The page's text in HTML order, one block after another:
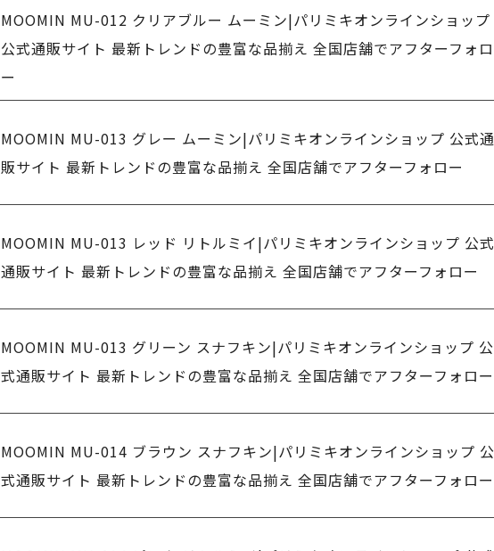
MOOMIN MU-012 クリアブルー ムーミン|パリミキオンラインショップ
公式通販サイト 最新トレンドの豊富な品揃え 全国店舗でアフターフォロ
ー
MOOMIN MU-013 グレー ムーミン|パリミキオンラインショップ 公式通
販サイト 最新トレンドの豊富な品揃え 全国店舗でアフターフォロー
MOOMIN MU-013 レッド リトルミイ|パリミキオンラインショップ 公式
通販サイト 最新トレンドの豊富な品揃え 全国店舗でアフターフォロー
MOOMIN MU-013 グリーン スナフキン|パリミキオンラインショップ 公
式通販サイト 最新トレンドの豊富な品揃え 全国店舗でアフターフォロー
MOOMIN MU-014 ブラウン スナフキン|パリミキオンラインショップ 公
式通販サイト 最新トレンドの豊富な品揃え 全国店舗でアフターフォロー